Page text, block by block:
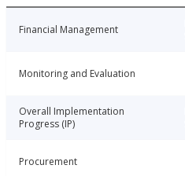
Financial Management
Monitoring and Evaluation
Overall Implementation
Progress (IP)
Procurement